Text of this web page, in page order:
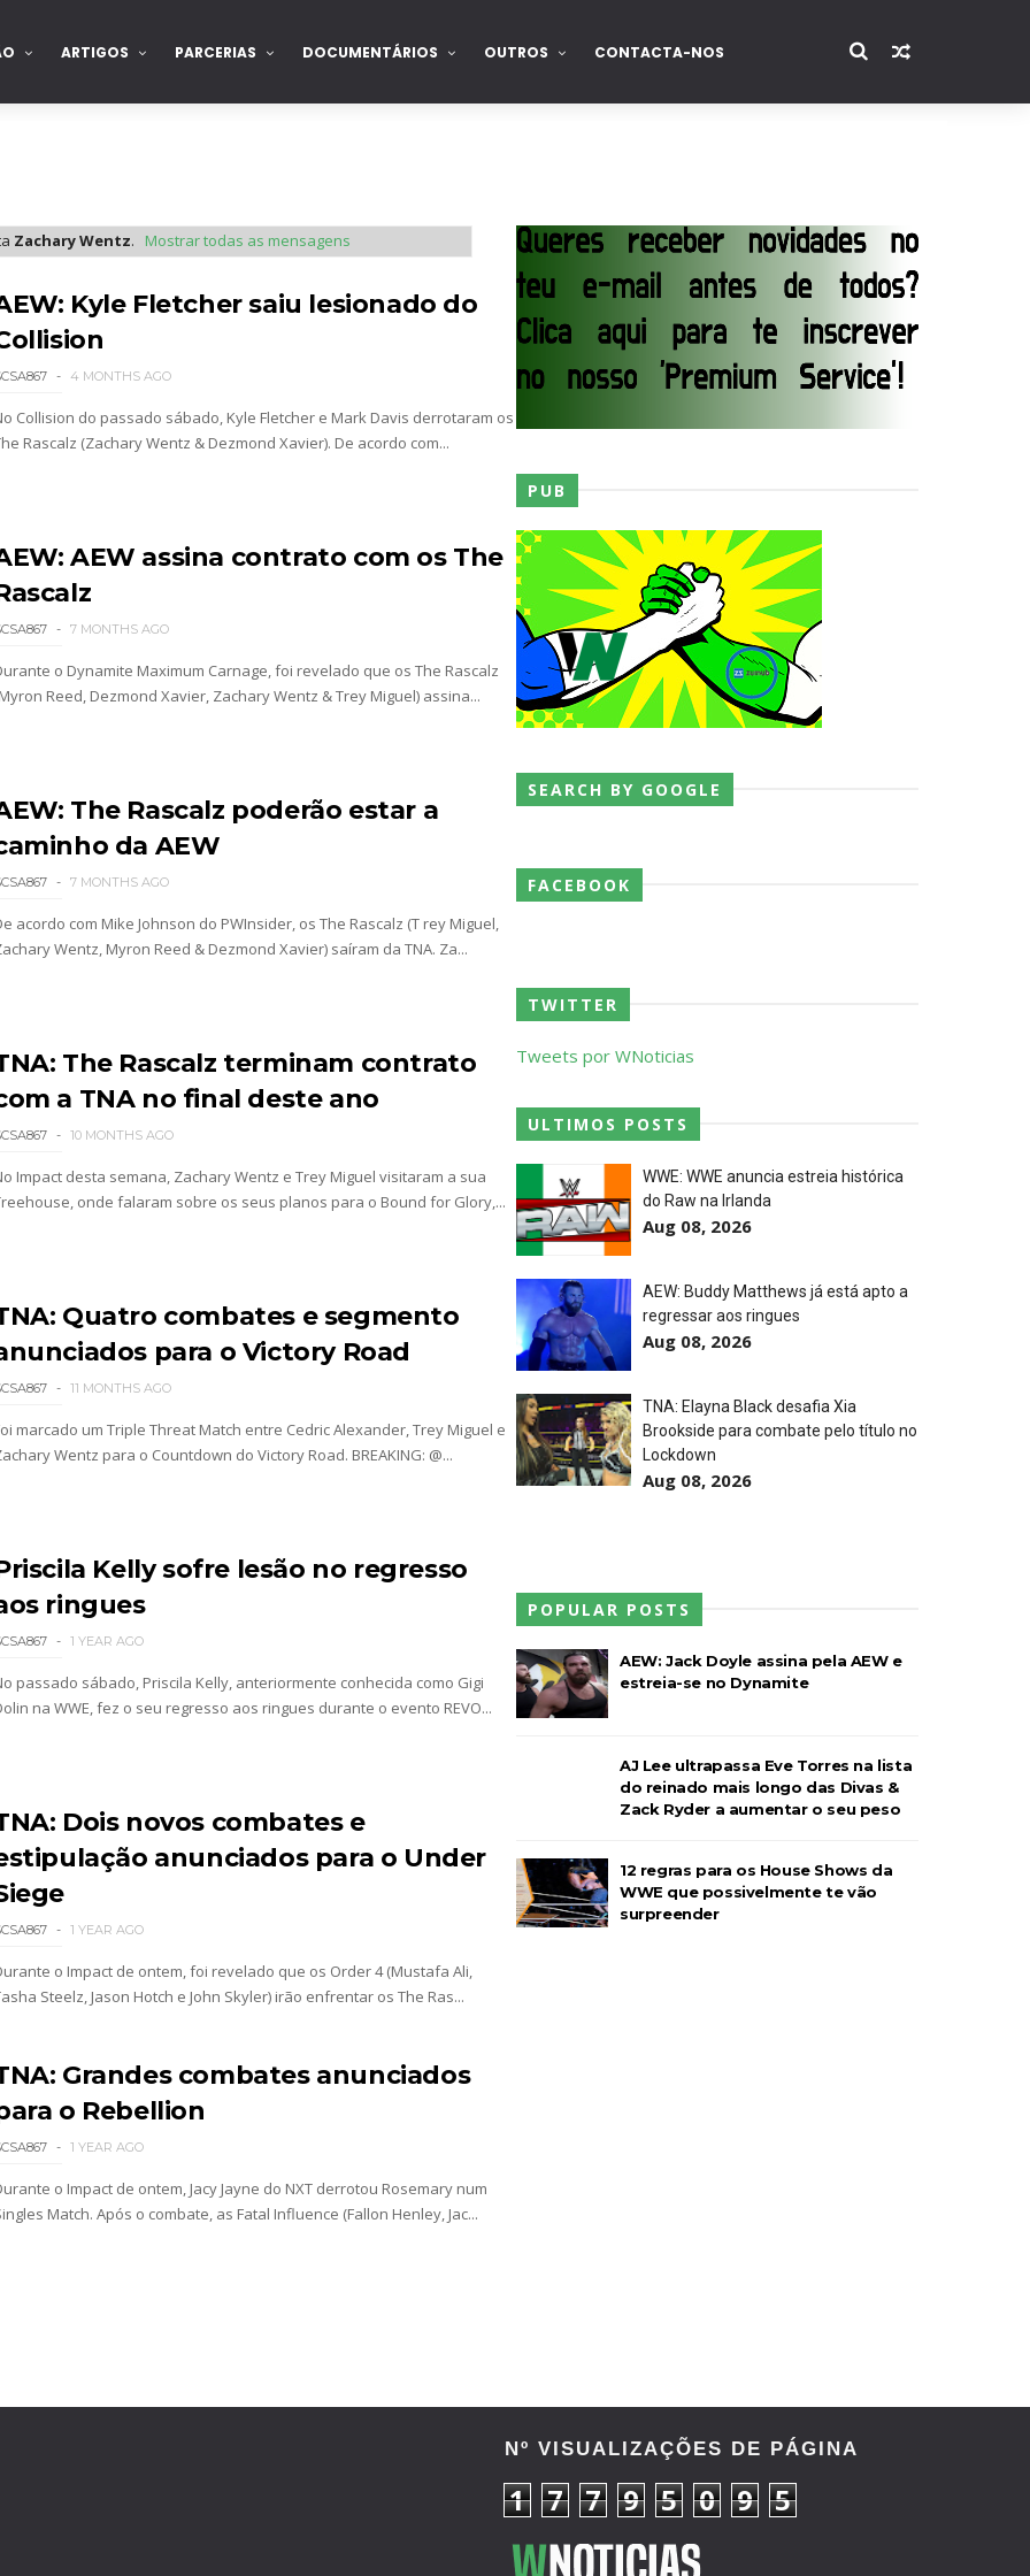
ARTIGOS PARCERIAS DOCUMENTÁRIOS OUTROS CONTACTA-NOS
- Semana 2
2002 - Undisputed WWE Championship Match
Butcher vs. Samoa Joe”
Perfect: SummerSlam 1991 - Intercontinental Championship Match
Zachary Wentz. Mostrar todas as mensagens
Kyle Fletcher saiu lesionado do
4 MONTHS AGO
Collision do passado sábado, Kyle Fletcher e Mark Davis derrotaram os
Rascalz (Zachary Wentz & Dezmond Xavier). De acordo com...
AEW assina contrato com os The
7 MONTHS AGO
o Dynamite Maximum Carnage, foi revelado que os The Rascalz
Reed, Dezmond Xavier, Zachary Wentz & Trey Miguel) assina...
The Rascalz poderão estar a
da AEW
7 MONTHS AGO
acordo com Mike Johnson do PWInsider, os The Rascalz (T rey Miguel,
Wentz, Myron Reed & Dezmond Xavier) saíram da TNA. Za...
The Rascalz terminam contrato
a TNA no final deste ano
10 MONTHS AGO
Impact desta semana, Zachary Wentz e Trey Miguel visitaram a sua
onde falaram sobre os seus planos para o Bound for Glory,...
Quatro combates e segmento
para o Victory Road
11 MONTHS AGO
marcado um Triple Threat Match entre Cedric Alexander, Trey Miguel e
Wentz para o Countdown do Victory Road. BREAKING: @...
Kelly sofre lesão no regresso
ringues
1 YEAR AGO
passado sábado, Priscila Kelly, anteriormente conhecida como Gigi
na WWE, fez o seu regresso aos ringues durante o evento REVO...
Dois novos combates e
anunciados para o Under
1 YEAR AGO
o Impact de ontem, foi revelado que os Order 4 (Mustafa Ali,
Steelz, Jason Hotch e John Skyler) irão enfrentar os The Ras...
Grandes combates anunciados
o Rebellion
1 YEAR AGO
o Impact de ontem, Jacy Jayne do NXT derrotou Rosemary num
Match. Após o combate, as Fatal Influence (Fallon Henley, Jac...
PUB
SEARCH BY GOOGLE
FACEBOOK
TWITTER
Tweets por WNoticias
ULTIMOS POSTS
WWE: WWE anuncia estreia histórica
do Raw na Irlanda
Aug 08, 2026
AEW: Buddy Matthews já está apto a
regressar aos ringues
Aug 08, 2026
TNA: Elayna Black desafia Xia
Brookside para combate pelo título no
Lockdown
Aug 08, 2026
POPULAR POSTS
AEW: Jack Doyle assina pela AEW e
estreia-se no Dynamite
AJ Lee ultrapassa Eve Torres na lista
do reinado mais longo das Divas &
Zack Ryder a aumentar o seu peso
12 regras para os House Shows da
WWE que possivelmente te vão
surpreender
Nº VISUALIZAÇÕES DE PÁGINA
1 7 7 9 5 0 9 5